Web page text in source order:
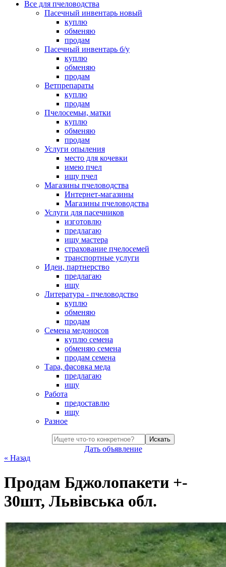
Все для пчеловодства
Пасечный инвентарь новый
куплю
обменяю
продам
Пасечный инвентарь б/у
куплю
обменяю
продам
Ветпрепараты
куплю
продам
Пчелосемьи, матки
куплю
обменяю
продам
Услуги опыления
место для кочевки
имею пчел
ищу пчел
Магазины пчеловодства
Интернет-магазины
Магазины пчеловодства
Услуги для пасечников
изготовлю
предлагаю
ищу мастера
страхование пчелосемей
транспортные услуги
Идеи, партнерство
предлагаю
ищу
Литература - пчеловодство
куплю
обменяю
продам
Семена медоносов
куплю семена
обменяю семена
продам семена
Тара, фасовка меда
предлагаю
ищу
Работа
предоставлю
ищу
Разное
Искать
Дать объявление
« Назад
Продам Бджолопакети +-
30шт, Львівська обл.